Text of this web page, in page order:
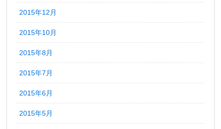
2015年12月
2015年10月
2015年8月
2015年7月
2015年6月
2015年5月